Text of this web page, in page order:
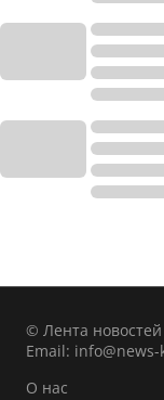
© Лента
Email:
О нас